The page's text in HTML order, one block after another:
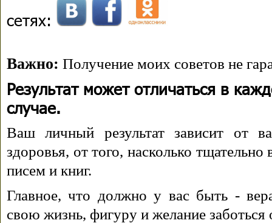
сетях:
Важно: Получение моих советов не
Результат может отличаться в
случае.
Ваш личный результат зависит от
здоровья, от того, насколько
писем и книг.
Главное, что должно у вас быть -
свою жизнь, фигуру и желание заботься